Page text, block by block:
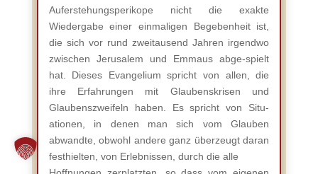
Auferstehungsperikope nicht die exakte
Wiedergabe einer einmaligen Begebenheit ist,
die sich vor rund zweitausend Jahren irgendwo
zwischen Jerusalem und Emmaus abge-spielt
hat. Dieses Evangelium spricht von allen, die
ihre Erfahrungen mit Glaubenskrisen und
Glaubenszweifeln haben. Es spricht von Situ-
ationen, in denen man sich vom Glauben
abwandte, obwohl andere ganz überzeugt daran
festhielten, von Erlebnissen, durch die alle